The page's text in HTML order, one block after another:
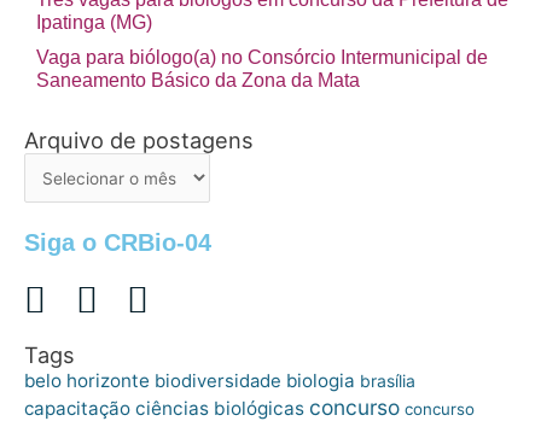
Ipatinga (MG)
Vaga para biólogo(a) no Consórcio Intermunicipal de
Saneamento Básico da Zona da Mata
Arquivo de postagens
Arquivo
Siga o CRBio-04
Tags
belo horizonte biodiversidade biologia brasília
capacitação ciências biológicas concurso concurso